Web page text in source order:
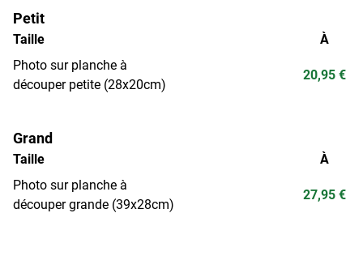
Petit
Taille
Photo sur planche à
découper petite (28x20cm)
À
20,95 €
Grand
Taille
Photo sur planche à
découper grande (39x28cm)
À
27,95 €